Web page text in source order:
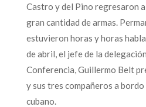
Castro y del Pino regresaron
gran cantidad de armas.
estuvieron horas y horas
de abril, el jefe de la
Conferencia, Guillermo Belt
y sus tres compañeros a
cubano.